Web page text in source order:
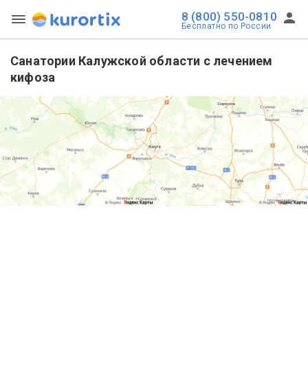
8 (800) 550-0810
Бесплатно по России
Санатории Калужской области с лечением
кифоза